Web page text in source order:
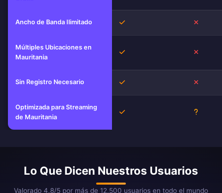
Ancho de Banda Ilimitado Sí
Múltiples Ubicaciones en
Mauritania
Sí
Sin Registro Necesario Sí
Optimizada para Streaming
de Mauritania
Sí
Lo Que Dicen Nuestros Usuarios
Valorado 4.8/5 por más de 12,500 usuarios en todo el mundo